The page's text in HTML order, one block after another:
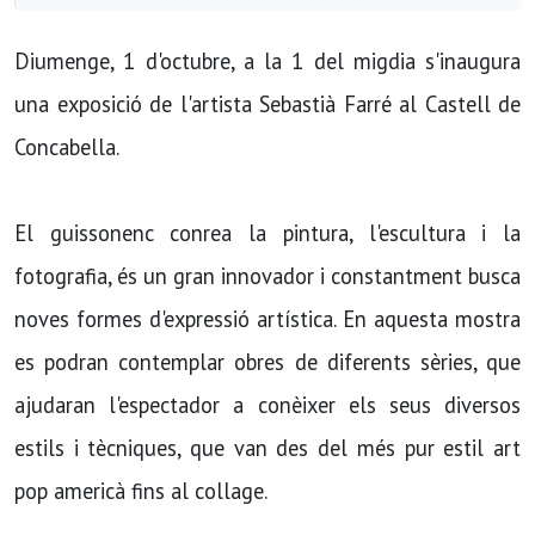
Diumenge, 1 d'octubre, a la 1 del migdia s'inaugura
una exposició de l'artista Sebastià Farré al Castell de
Concabella.
El guissonenc conrea la pintura, l'escultura i la
fotografia, és un gran innovador i constantment busca
noves formes d'expressió artística. En aquesta mostra
es podran contemplar obres de diferents sèries, que
ajudaran l'espectador a conèixer els seus diversos
estils i tècniques, que van des del més pur estil art
pop americà fins al collage.